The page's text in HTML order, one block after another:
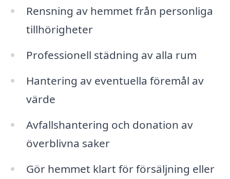
Rensning av hemmet från personliga
tillhörigheter
Professionell städning av alla rum
Hantering av eventuella föremål av
värde
Avfallshantering och donation av
överblivna saker
Gör hemmet klart för försäljning eller